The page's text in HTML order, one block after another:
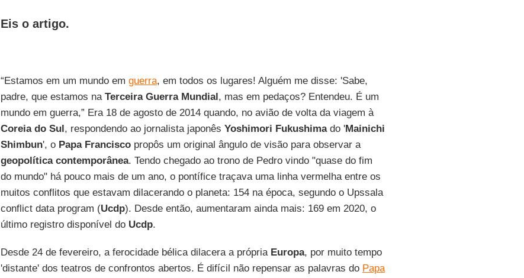
Eis o artigo.
“Estamos em um mundo em guerra, em todos os lugares! Alguém me disse: 'Sabe,
padre, que estamos na Terceira Guerra Mundial, mas em pedaços? Entendeu. É um
mundo em guerra,” Era 18 de agosto de 2014 quando, no avião de volta da viagem à
Coreia do Sul, respondendo ao jornalista japonês Yoshimori Fukushimado 'Mainichi
Shimbun', o Papa Franciscopropôs um original ângulo de visão para observar a
geopolítica contemporânea. Tendo chegado ao trono de Pedro vindo "quase do fim
do mundo" há pouco mais de um ano, o pontífice traçava uma linha vermelha entre os
muitos conflitos que estavam dilacerando o planeta: 154 na época, segundo o Upssala
conflict data program (Ucdp). Desde então, aumentaram ainda mais: 169 em 2020, o
último registro disponível do Ucdp.
Desde 24 de fevereiro, a ferocidade bélica dilacera a própria Europa, por muito tempo
'distante' dos teatros de confrontos abertos. É difícil não repensar as palavras do Papa